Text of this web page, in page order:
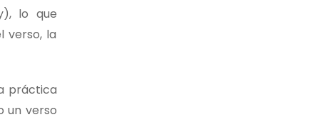
lo que
verso, la
práctica
un verso